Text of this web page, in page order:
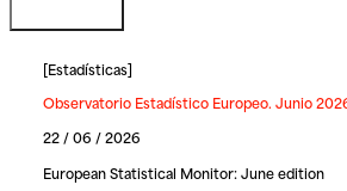
[Estadísticas]
Observatorio Estadístico Europeo. Junio
22 / 06 / 2026
European Statistical Monitor: June edition